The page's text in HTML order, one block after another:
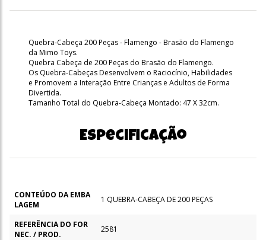
Quebra-Cabeça 200 Peças - Flamengo - Brasão do Flamengo
da Mimo Toys.
Quebra Cabeça de 200 Peças do Brasão do Flamengo.
Os Quebra-Cabeças Desenvolvem o Raciocínio, Habilidades
e Promovem a Interação Entre Crianças e Adultos de Forma
Divertida.
Tamanho Total do Quebra-Cabeça Montado: 47 X 32cm.
Especificação
CONTEÚDO DA EMBA
LAGEM
1 QUEBRA-CABEÇA DE 200 PEÇAS
REFERÊNCIA DO FOR
NEC. / PROD.
2581